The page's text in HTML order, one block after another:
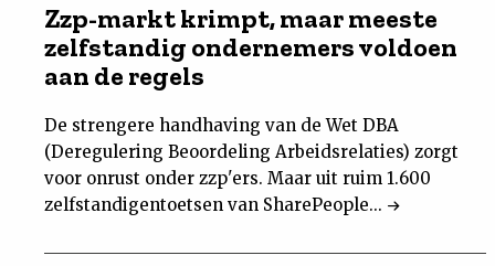
Zzp-markt krimpt, maar meeste
zelfstandig ondernemers voldoen
aan de regels
De strengere handhaving van de Wet DBA
(Deregulering Beoordeling Arbeidsrelaties) zorgt
voor onrust onder zzp'ers. Maar uit ruim 1.600
zelfstandigentoetsen van SharePeople...